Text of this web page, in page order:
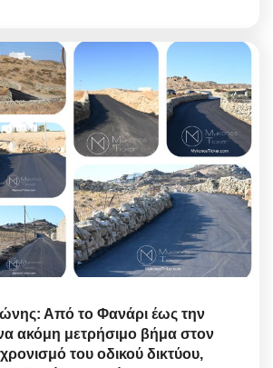
Από το Φανάρι έως την
ακόμη μετρήσιμο βήμα στον
του οδικού δικτύου,